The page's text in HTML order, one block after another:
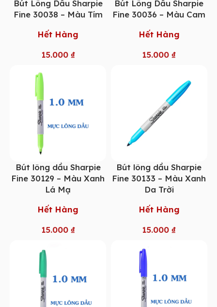
Bút Lông Dầu Sharpie
Fine 30038 – Màu Tím
Hết Hàng
15.000 ₫
Bút Lông Dầu Sharpie
Fine 30036 – Màu Cam
Hết Hàng
15.000₫
Bút lông dầu Sharpie
Fine 30129 – Màu Xanh
Lá Mạ
Hết Hàng
15.000 ₫
Bút lông dầu Sharpie
Fine 30133 – Màu Xanh
Da Trời
Hết Hàng
15.000₫